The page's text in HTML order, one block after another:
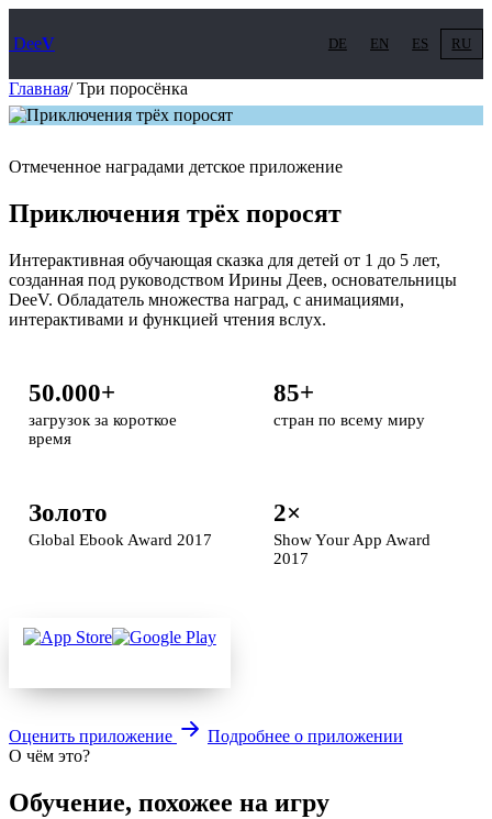
DeeV DE EN ES RU
Главная/ Три поросёнка
Отмеченное наградами детское приложение
Приключения трёх поросят
Интерактивная обучающая сказка для детей от 1 до 5 лет,
созданная под руководством Ирины Деев, основательницы
DeeV. Обладатель множества наград, с анимациями,
интерактивами и функцией чтения вслух.
50.000+
загрузок за короткое
время
85+
стран по всему миру
Золото
Global Ebook Award 2017
2×
Show Your App Award
2017
Оценить приложение
Подробнее о приложении
О чём это?
Обучение, похожее на игру